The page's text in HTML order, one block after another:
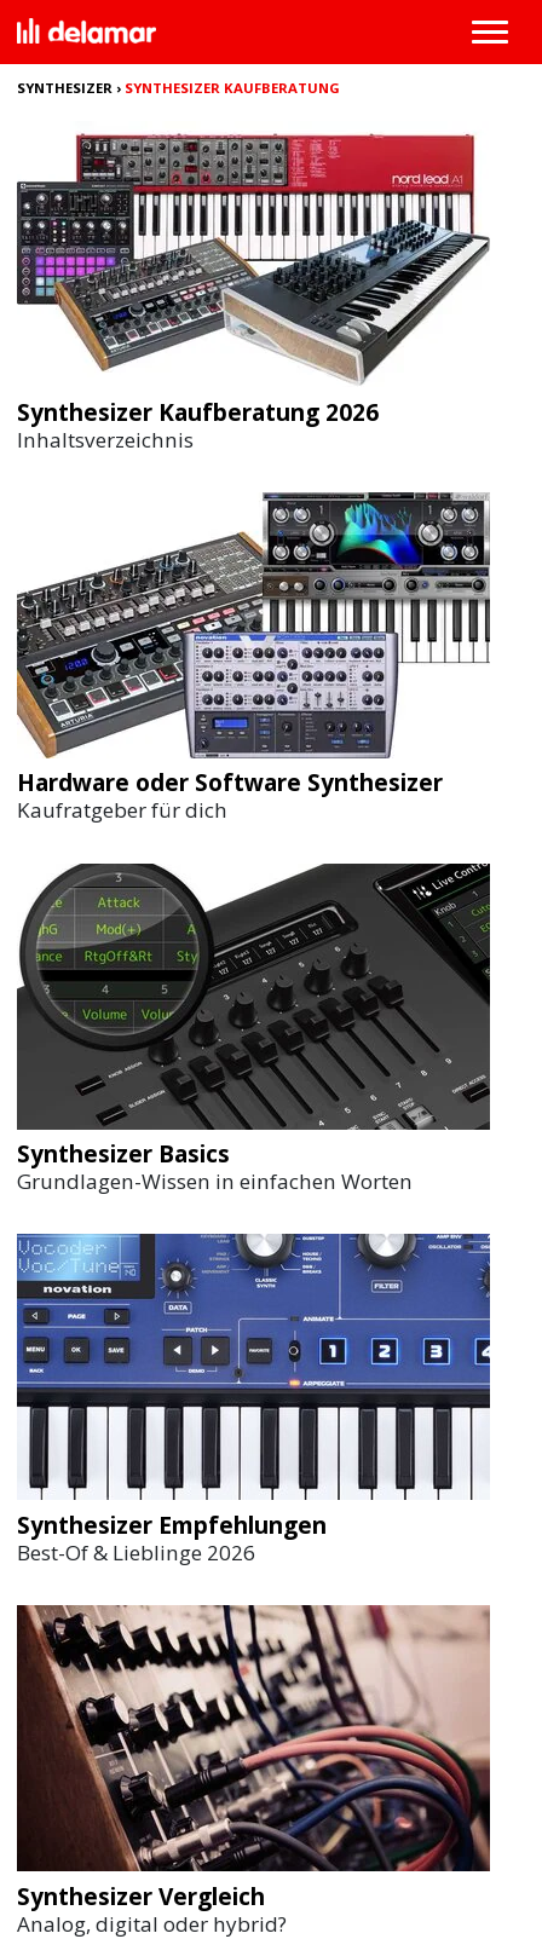
SYNTHESIZER › SYNTHESIZER KAUFBERATUNG
Synthesizer Kaufberatung 2026
Inhaltsverzeichnis
Hardware oder Software Synthesizer
Kaufratgeber für dich
Synthesizer Basics
Grundlagen-Wissen in einfachen Worten
Synthesizer Empfehlungen
Best-Of & Lieblinge 2026
Synthesizer Vergleich
Analog, digital oder hybrid?